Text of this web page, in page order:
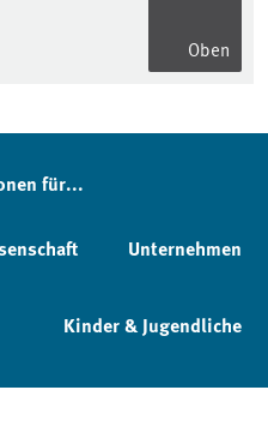
Oben
für...
Unternehmen
Kinder & Jugendliche